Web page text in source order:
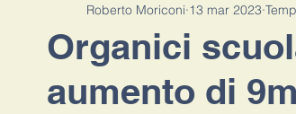
malattia al 100% 30 gg
SalvaPrecariBis Paritaria 24 CFU
Organici
aumento di
Roberto Moriconi 13 mar 2023